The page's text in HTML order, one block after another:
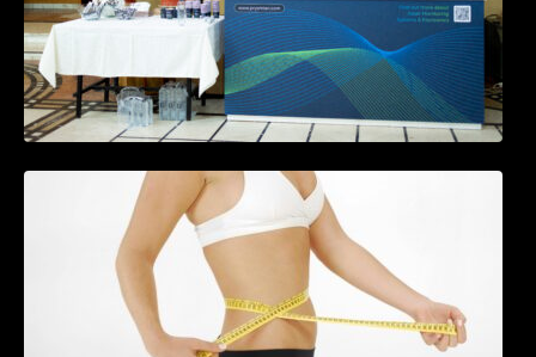
Tratamentul Wegovy® generează o scădere
în greutate de până la 22,6% la femei în
perioada menopauzei și reduce la jumătate
riscul de migrene